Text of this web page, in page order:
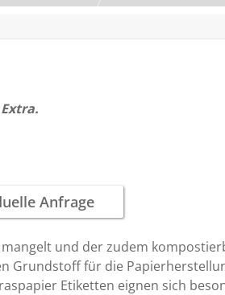
und der zudem
Grundstoff für die
Etiketten eignen sich